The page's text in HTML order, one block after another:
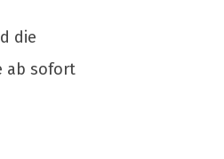
die
ab sofort